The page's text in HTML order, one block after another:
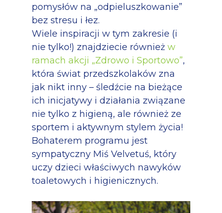
pomysłów na „odpieluszkowanie”
bez stresu i łez.
Wiele inspiracji w tym zakresie (i
nie tylko!) znajdziecie równieżw
ramach akcji „Zdrowo i Sportowo”,
która świat przedszkolaków zna
jak nikt inny – śledźcie na bieżące
ich inicjatywy i działania związane
nie tylko z higieną, ale również ze
sportem i aktywnym stylem życia!
Bohaterem programu jest
sympatyczny Miś Velvetuś, który
uczy dzieci właściwych nawyków
toaletowych i higienicznych.